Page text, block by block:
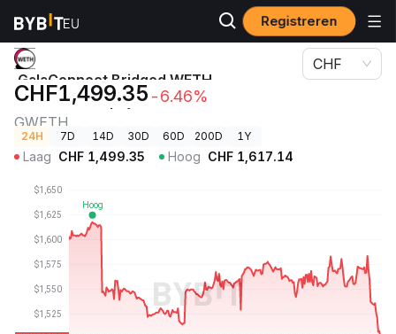
Registreren
Cryptoprijzen GalaConnect Bridged WETH (GalaChain)-prijs GWETH
GalaConnect Bridged WETH
(GalaChain)-prijs
GWETH
CHF1,499.35 -6.46%
CHF
24H 7D 14D 30D 60D 200D 1Y
Laag CHF 1,499.35 Hoog CHF 1,617.14